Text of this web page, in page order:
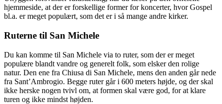
hjemmeside, at der er forskellige former for koncerter, hvor Gospel
bl.a. er meget populært, som det er i så mange andre kirker.
Ruterne til San Michele
Du kan komme til San Michele via to ruter, som der er meget
populære blandt vandre og generelt folk, som elsker den rolige
natur. Den ene fra Chiusa di San Michele, mens den anden går nede
fra Sant’Ambrogio. Begge ruter går i 600 meters højde, og der skal
ikke herske nogen tvivl om, at formen skal være god, for at klare
turen og ikke mindst højden.